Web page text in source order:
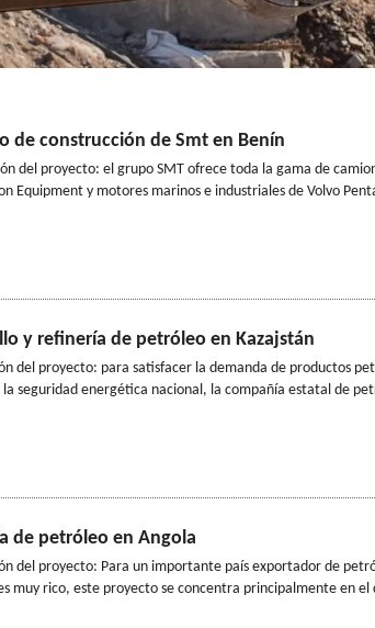
de construcción de Smt en Benín
del proyecto: el grupo SMT ofrece toda la gama de
Equipment y motores marinos e industriales de Volvo
y refinería de petróleo en Kazajstán
del proyecto: para satisfacer la demanda de productos
seguridad energética nacional, la compañía estatal de
de petróleo en Angola
del proyecto: Para un importante país exportador de
muy rico, este proyecto se concentra principalmente en el